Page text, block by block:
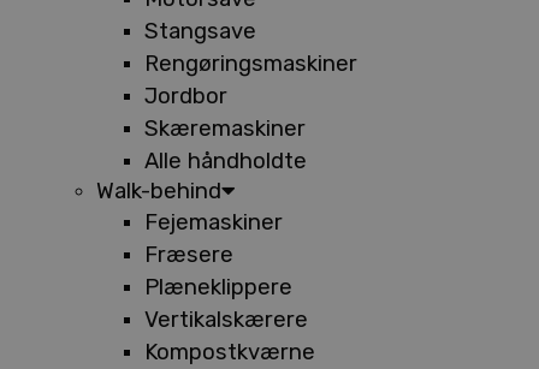
Stangsave
Rengøringsmaskiner
Jordbor
Skæremaskiner
Alle håndholdte
Walk-behind
Fejemaskiner
Fræsere
Plæneklippere
Vertikalskærere
Kompostkværne